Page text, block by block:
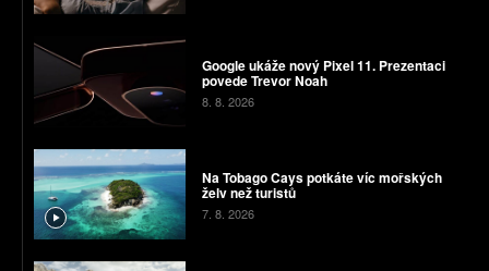
Google ukáže nový Pixel 11. Prezentaci
povede Trevor Noah
8. 8. 2026
Na Tobago Cays potkáte víc mořských
želv než turistů
7. 8. 2026